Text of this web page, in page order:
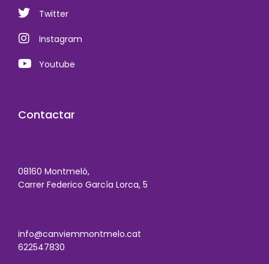
Twitter
Instagram
Youtube
Contactar
08160 Montmeló,
Carrer Federico García Lorca, 5
info@canviemmontmelo.cat
622547830